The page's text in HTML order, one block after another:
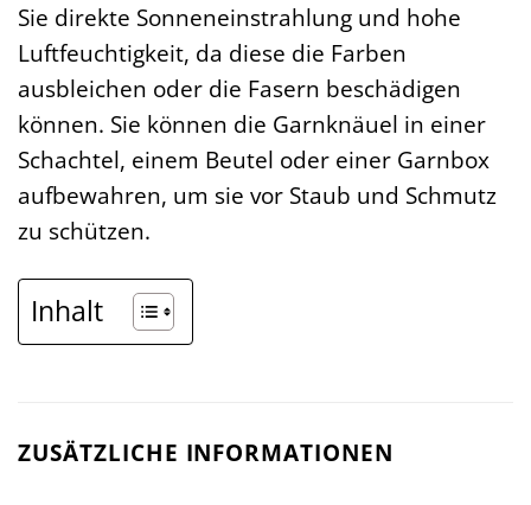
Sie direkte Sonneneinstrahlung und hohe
Luftfeuchtigkeit, da diese die Farben
ausbleichen oder die Fasern beschädigen
können. Sie können die Garnknäuel in einer
Schachtel, einem Beutel oder einer Garnbox
aufbewahren, um sie vor Staub und Schmutz
zu schützen.
Inhalt
ZUSÄTZLICHE INFORMATIONEN